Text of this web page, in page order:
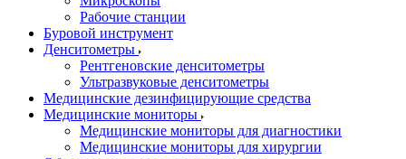
Рабочие станции
Буровой инструмент
Денситометры
Рентгеновские денситометры
Ультразвуковые денситометры
Медицинские дезинфицирующие средства
Медицинские мониторы
Медицинские мониторы для диагностики
Медицинские мониторы для хирургии